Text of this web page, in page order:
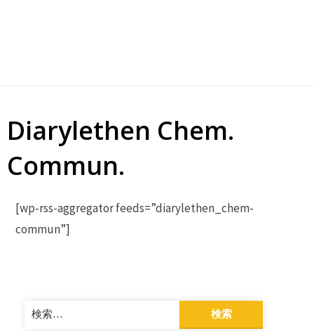
Diarylethen Chem.
Commun.
[wp-rss-aggregator feeds=”diarylethen_chem-
commun”]
検
索: